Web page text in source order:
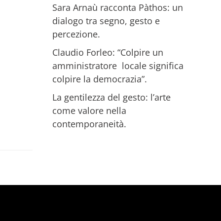
Sara Arnaù racconta Pàthos: un
dialogo tra segno, gesto e
percezione.
Claudio Forleo: “Colpire un
amministratore locale significa
colpire la democrazia”.
La gentilezza del gesto: l’arte
come valore nella
contemporaneità.